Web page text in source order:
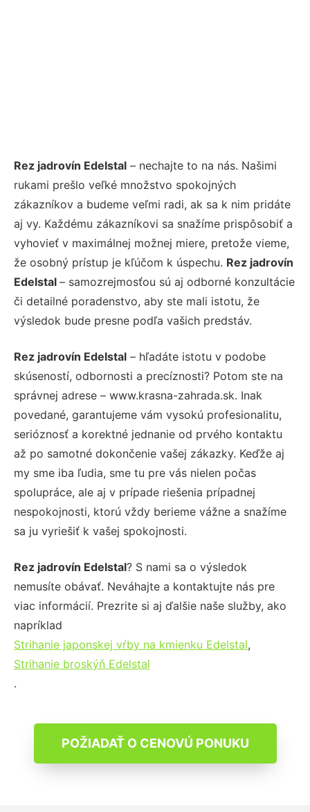
Rez jadrovín Edelstal – nechajte to na nás. Našimi
rukami prešlo veľké množstvo spokojných
zákazníkov a budeme veľmi radi, ak sa k nim pridáte
aj vy. Každému zákazníkovi sa snažíme prispôsobiť a
vyhovieť v maximálnej možnej miere, pretože vieme,
že osobný prístup je kľúčom k úspechu. Rez jadrovín
Edelstal – samozrejmosťou sú aj odborné konzultácie
či detailné poradenstvo, aby ste mali istotu, že
výsledok bude presne podľa vašich predstáv.
Rez jadrovín Edelstal – hľadáte istotu v podobe
skúseností, odbornosti a precíznosti? Potom ste na
správnej adrese – www.krasna-zahrada.sk. Inak
povedané, garantujeme vám vysokú profesionalitu,
serióznosť a korektné jednanie od prvého kontaktu
až po samotné dokončenie vašej zákazky. Keďže aj
my sme iba ľudia, sme tu pre vás nielen počas
spolupráce, ale aj v prípade riešenia prípadnej
nespokojnosti, ktorú vždy berieme vážne a snažíme
sa ju vyriešiť k vašej spokojnosti.
Rez jadrovín Edelstal? S nami sa o výsledok
nemusíte obávať. Neváhajte a kontaktujte nás pre
viac informácií. Prezrite si aj ďalšie naše služby, ako
napríklad
Strihanie japonskej vŕby na kmienku Edelstal,
Strihanie broskýň Edelstal
.
POŽIADAŤ O CENOVÚ PONUKU